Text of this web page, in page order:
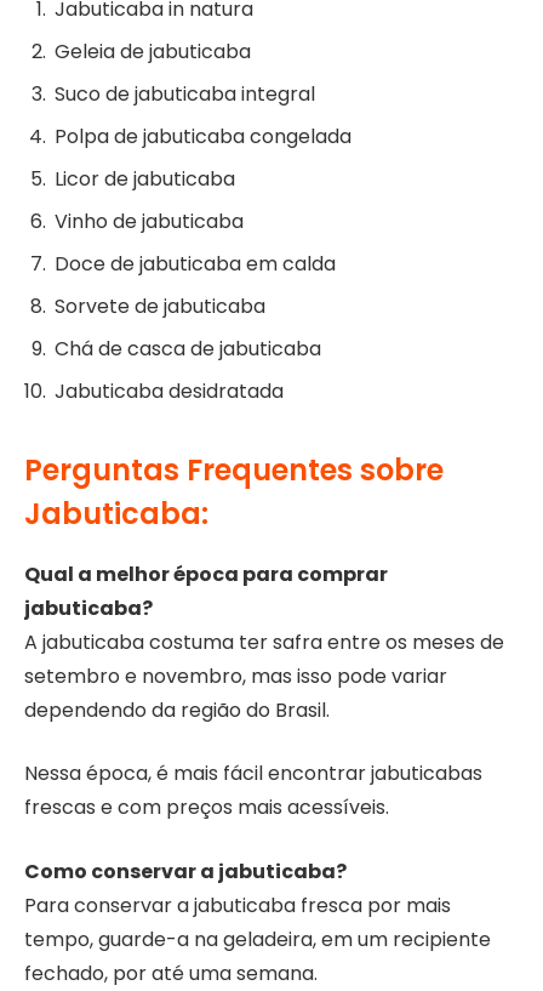
Jabuticaba in natura
Geleia de jabuticaba
Suco de jabuticaba integral
Polpa de jabuticaba congelada
Licor de jabuticaba
Vinho de jabuticaba
Doce de jabuticaba em calda
Sorvete de jabuticaba
Chá de casca de jabuticaba
Jabuticaba desidratada
Perguntas Frequentes sobre
Jabuticaba:
Qual a melhor época para comprar
jabuticaba?
A jabuticaba costuma ter safra entre os meses de
setembro e novembro, mas isso pode variar
dependendo da região do Brasil.
Nessa época, é mais fácil encontrar jabuticabas
frescas e com preços mais acessíveis.
Como conservar a jabuticaba?
Para conservar a jabuticaba fresca por mais
tempo, guarde-a na geladeira, em um recipiente
fechado, por até uma semana.